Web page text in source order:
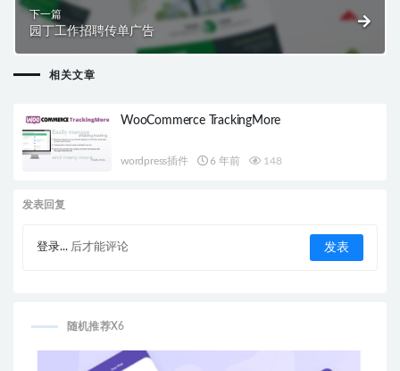
下一篇
园丁工作招聘传单广告
相关文章
WooCommerce TrackingMore
wordpress插件 6 年前 148
发表回复
登录... 后才能评论
随机推荐X6